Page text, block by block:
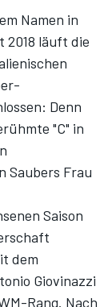
Namen in
2018 läuft die
Denn
"C" in
Saubers Frau
Saison
dem
Giovinazzi
Rang. Nach